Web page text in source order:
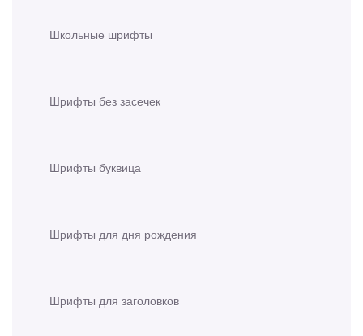
Школьные шрифты
Шрифты без засечек
Шрифты буквица
Шрифты для дня рождения
Шрифты для заголовков